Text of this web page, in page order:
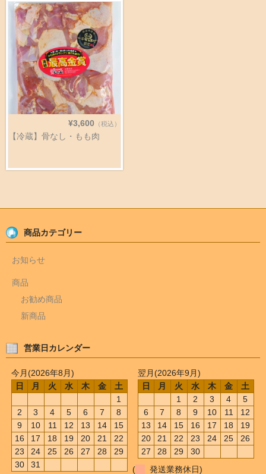
¥3,600（税込）
【冷蔵】骨なし・もも肉
商品カテゴリー
お知らせ
商品
お勧め商品
新商品
営業日カレンダー
今月(2026年8月)
日
月 火 水 木 金
土
1
2
3 4 5 6 7
8
9
10 11 12 13 14
15
16
17 18 19 20 21
22
23
24 25 26 27 28
29
30
31
翌月(2026年9月)
日
月 火 水 木 金
土
1
2 3 4
5
6
7 8 9 10 11
12
13
14 15 16 17 18
19
20
21 22 23 24 25
26
27
28 29
30
(
発送業務休日)